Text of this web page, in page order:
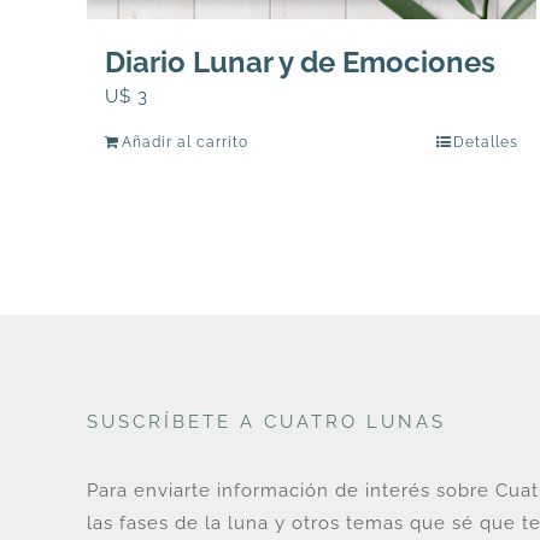
Diario Lunar y de Emociones
U$ 3
Añadir al carrito Detalles
SUSCRÍBETE A CUATRO LUNAS
Para enviarte información de interés sobre
las fases de la luna y otros temas que sé que